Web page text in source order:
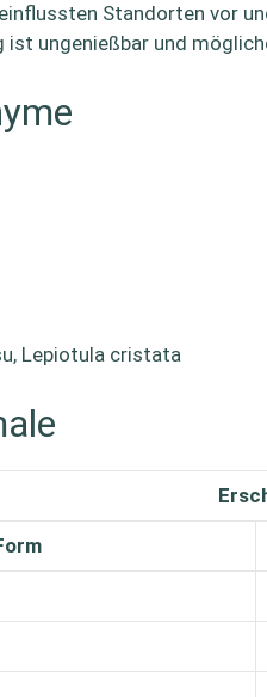
Standorten vor
ist ungenießbar und
Lepiotula cristata